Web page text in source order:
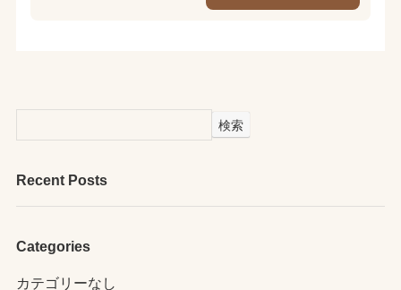
検索
Recent Posts
Categories
カテゴリーなし